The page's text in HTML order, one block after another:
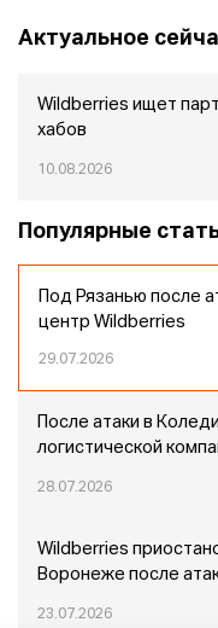
Актуальное
Wildberries ищет
хабов
10.08.2026
Популярные
Под Рязанью после
центр Wildberries
29.07.2026
После атаки в
логистической
28.07.2026
Wildberries
Воронеже после
23.07.2026